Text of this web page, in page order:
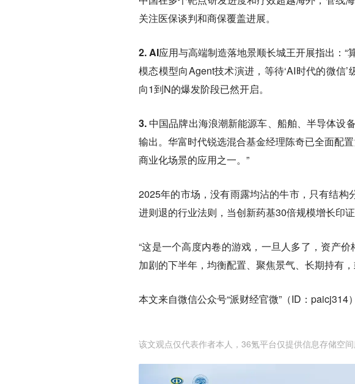
关注医保谈判和商保覆盖进展。
2. AI应用与高端制造落地景顺长城王开展指出：“
模态模型向Agent技术演进，等待‘AI时代的微信
向1到N的爆发阶段已然开启。
3. 中国品牌出海浪潮新能源车、船舶、半导体设
输出。华富时代锐选混合基金经理陈奇已全面配
商业化场景的应用之一。”
2025年的市场，没有雨露均沾的牛市，只有结构
进则退的行业法则，当创新药基30倍规模增长印
“这是一个高度内卷的游戏，一旦人多了，资产
加剧的下半年， 均衡配置、聚焦景气、长期持有
本文来自微信公众号“派财经官微”（ID：paicj314
该文观点仅代表作者本人，36氪平台仅提供信息存储空间